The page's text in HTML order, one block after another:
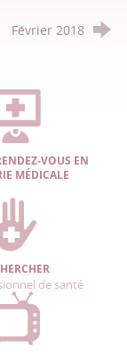
Février 2018
VOUS EN
MÉDICALE
de santé